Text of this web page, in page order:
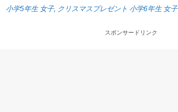
小学5年生 女子, クリスマスプレゼント 小学6年生 女子
スポンサードリンク